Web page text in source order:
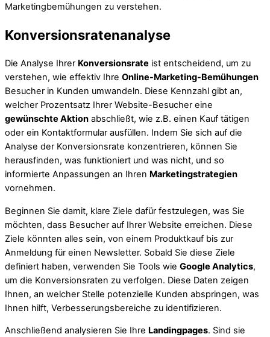
Marketingbemühungen zu verstehen.
Konversionsratenanalyse
Die Analyse Ihrer Konversionsrate ist entscheidend, um zu
verstehen, wie effektiv Ihre Online-Marketing-Bemühungen
Besucher in Kunden umwandeln. Diese Kennzahl gibt an,
welcher Prozentsatz Ihrer Website-Besucher eine
gewünschte Aktion abschließt, wie z.B. einen Kauf tätigen
oder ein Kontaktformular ausfüllen. Indem Sie sich auf die
Analyse der Konversionsrate konzentrieren, können Sie
herausfinden, was funktioniert und was nicht, und so
informierte Anpassungen an Ihren Marketingstrategien
vornehmen.
Beginnen Sie damit, klare Ziele dafür festzulegen, was Sie
möchten, dass Besucher auf Ihrer Website erreichen. Diese
Ziele könnten alles sein, von einem Produktkauf bis zur
Anmeldung für einen Newsletter. Sobald Sie diese Ziele
definiert haben, verwenden Sie Tools wie Google Analytics,
um die Konversionsraten zu verfolgen. Diese Daten zeigen
Ihnen, an welcher Stelle potenzielle Kunden abspringen, was
Ihnen hilft, Verbesserungsbereiche zu identifizieren.
Anschließend analysieren Sie Ihre Landingpages. Sind sie